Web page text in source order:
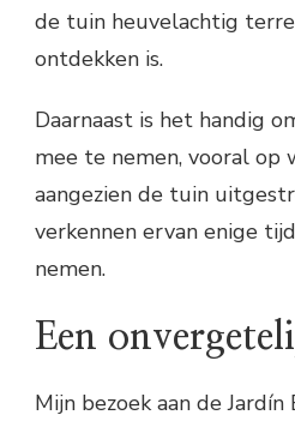
de tuin heuvelachtig
ontdekken is.
Daarnaast is het handig
mee te nemen, vooral op
aangezien de tuin
verkennen ervan enige
nemen.
Een
Mijn bezoek aan de